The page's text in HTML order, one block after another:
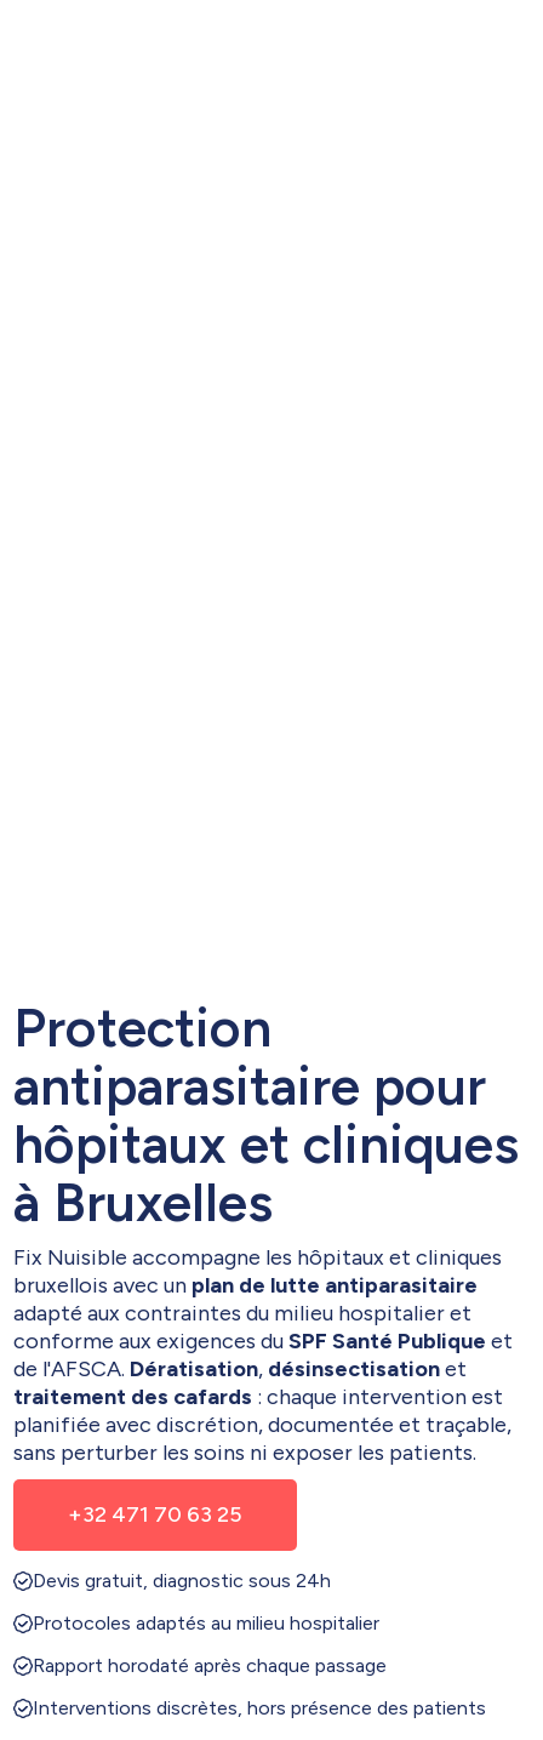
Protection
antiparasitaire pour
hôpitaux et cliniques
à Bruxelles
Fix Nuisible accompagne les hôpitaux et cliniques
bruxellois avec un plan de lutte antiparasitaire
adapté aux contraintes du milieu hospitalier et
conforme aux exigences duSPF Santé Publique et
de l'AFSCA. Dératisation, désinsectisationet
traitement des cafards : chaque intervention est
planifiée avec discrétion, documentée et traçable,
sans perturber les soins ni exposer les patients.
+32 471 70 63 25
Devis gratuit, diagnostic sous 24h
Protocoles adaptés au milieu hospitalier
Rapport horodaté après chaque passage
Interventions discrètes, hors présence des patients